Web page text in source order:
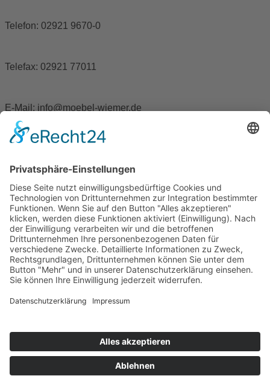
Telefon: 02921 9670-0
Telefax: 02921 77011
E-Mail: info@moebel-wiemer.de
Montag – Freitag 10 – 19 Uhr
Das Unternehmen
Philosophie
Team
Karriere
Folgen Sie uns
Sortiment
Services
Restaurant
Aktuelles
© 2026 Möbel Wiemer GmbH & Co. KG